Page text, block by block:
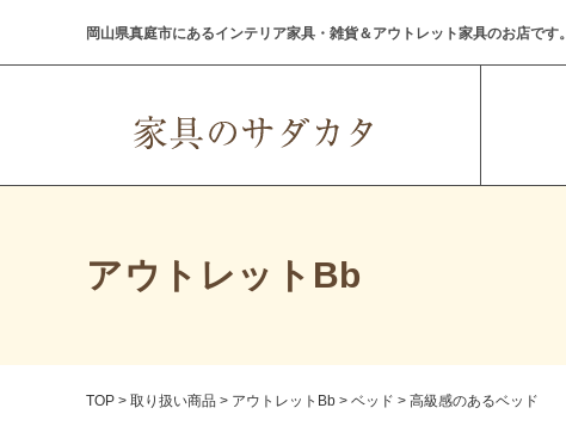
岡山県真庭市にあるインテリア家具・雑貨＆アウトレット家具のお店です。
アウトレットBb
TOP > 取り扱い商品 > アウトレットBb > ベッド > 高級感のあるベッド